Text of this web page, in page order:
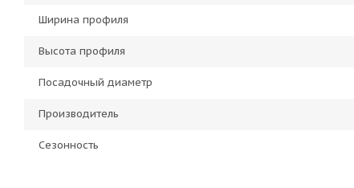
Ширина профиля
Высота профиля
Посадочный диаметр
Производитель
Сезонность